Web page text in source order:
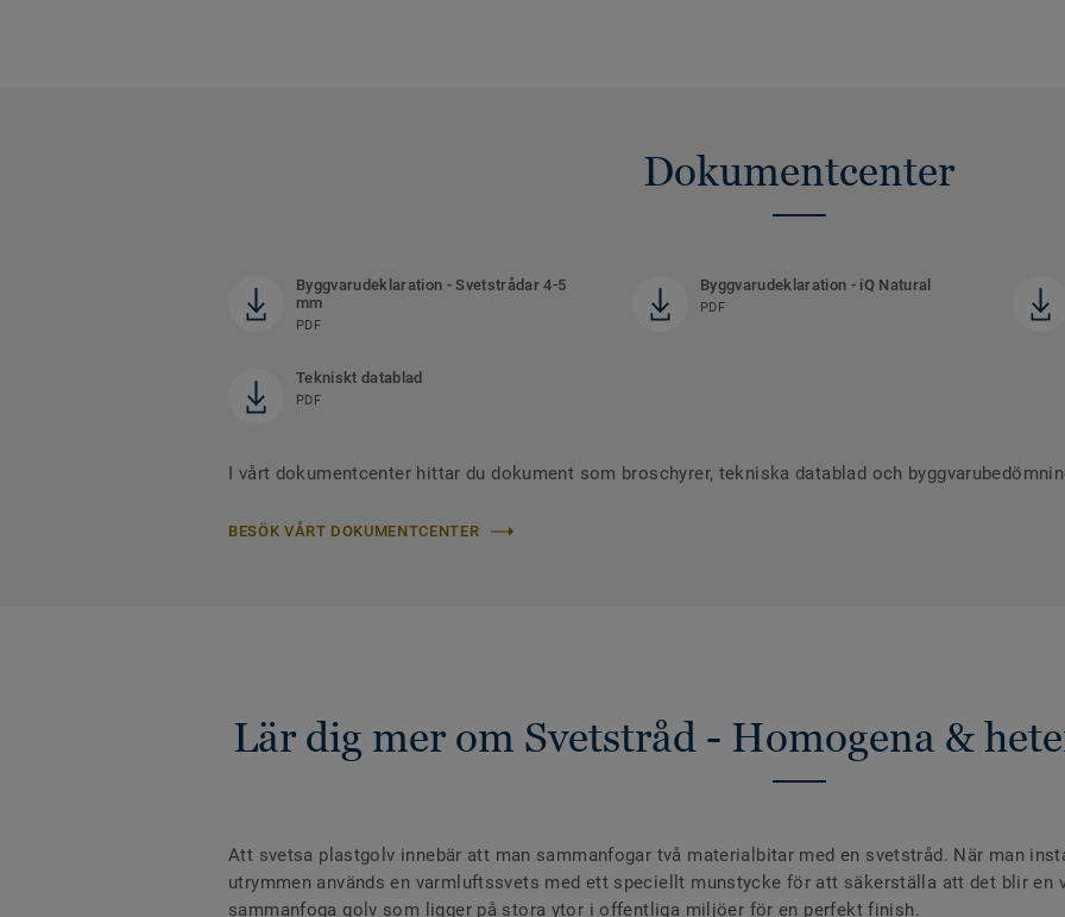
Dokumentcenter
Byggvarudeklaration - Svetstrådar 4-5
mm
PDF
Byggvarudeklaration - iQ Natural
PDF
Tekniskt datablad
PDF
I vårt dokumentcenter hittar du dokument som broschyrer, tekniska datablad och
BESÖK VÅRT DOKUMENTCENTER
Lär dig mer om Svetstråd - Homogena &
Att svetsa plastgolv innebär att man sammanfogar två materialbitar med en svetstråd. När man
utrymmen används en varmluftssvets med ett speciellt munstycke för att säkerställa att det blir en
sammanfoga golv som ligger på stora ytor i offentliga miljöer för en perfekt finish.